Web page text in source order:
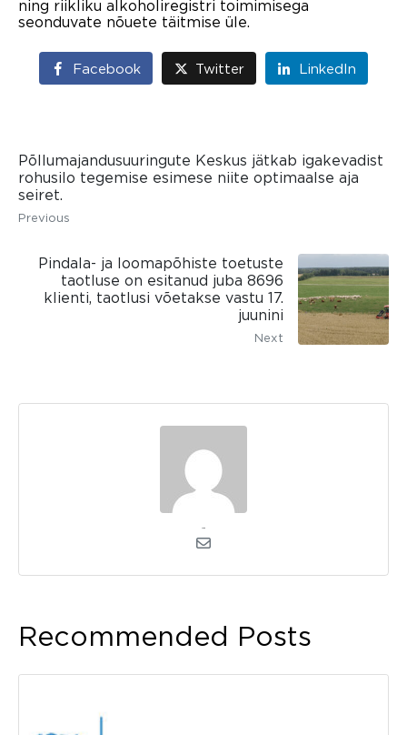
ning riikliku alkoholiregistri toimimisega
seonduvate nõuete täitmise üle.
Facebook Twitter LinkedIn
Põllumajandusuuringute Keskus jätkab igakevadist
rohusilo tegemise esimese niite optimaalse aja
seiret.
Previous
Pindala- ja loomapõhiste toetuste
taotluse on esitanud juba 8696
klienti, taotlusi võetakse vastu 17.
juunini
Next
Recommended Posts